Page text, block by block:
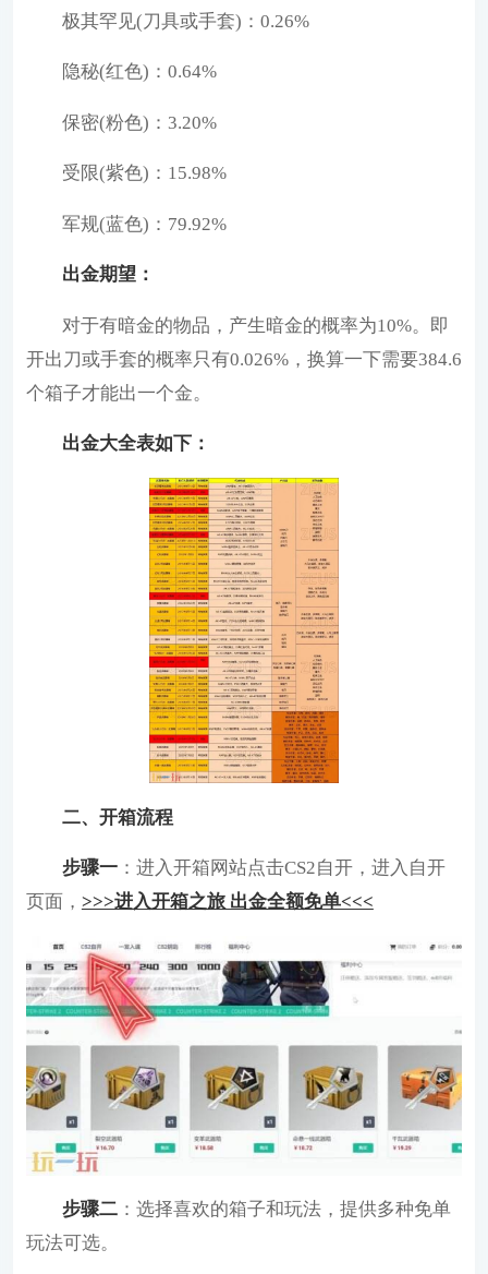
极其罕见(刀具或手套)：0.26%
隐秘(红色)：0.64%
保密(粉色)：3.20%
受限(紫色)：15.98%
军规(蓝色)：79.92%
出金期望：
对于有暗金的物品，产生暗金的概率为10%。即
开出刀或手套的概率只有0.026%，换算一下需要384.6
个箱子才能出一个金。
出金大全表如下：
二、开箱流程
步骤一 ：进入开箱网站点击CS2自开，进入自开
页面， >>>进入开箱之旅 出金全额免单<<<
步骤二 ：选择喜欢的箱子和玩法，提供多种免单
玩法可选。